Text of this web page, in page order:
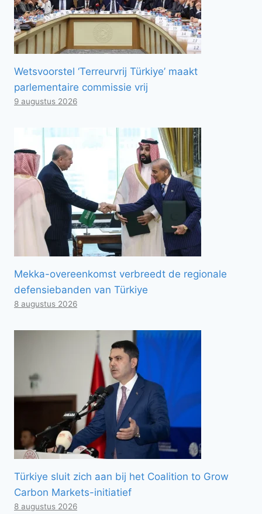
Wetsvoorstel ‘Terreurvrij Türkiye’ maakt
parlementaire commissie vrij
9 augustus 2026
Mekka-overeenkomst verbreedt de regionale
defensiebanden van Türkiye
8 augustus 2026
Türkiye sluit zich aan bij het Coalition to Grow
Carbon Markets-initiatief
8 augustus 2026